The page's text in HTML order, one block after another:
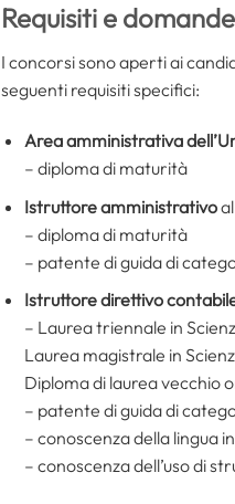
Requisiti e
I concorsi sono aperti ai
seguenti requisiti specifici:
Area amministrativa
– diploma di maturità
Istruttore amministrativoal
– diploma di maturità
– patente di guida di
Istruttore direttivo
– Laurea triennale in
Laurea magistrale in
Diploma di laurea vecchio
– patente di guida di
– conoscenza della lingua
– conoscenza dell’uso di